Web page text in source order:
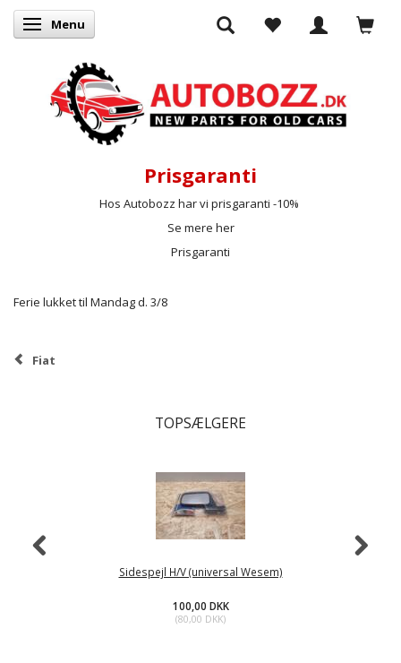
Skifte navigation
Menu
Prisgaranti
Hos Autobozz har vi prisgaranti -10%
Se mere her
Prisgaranti
Ferie lukket til Mandag d. 3/8
Fiat
TOPSÆLGERE
Sidespejl H/V (universal Wesem)
100,00 DKK
(80,00 DKK)